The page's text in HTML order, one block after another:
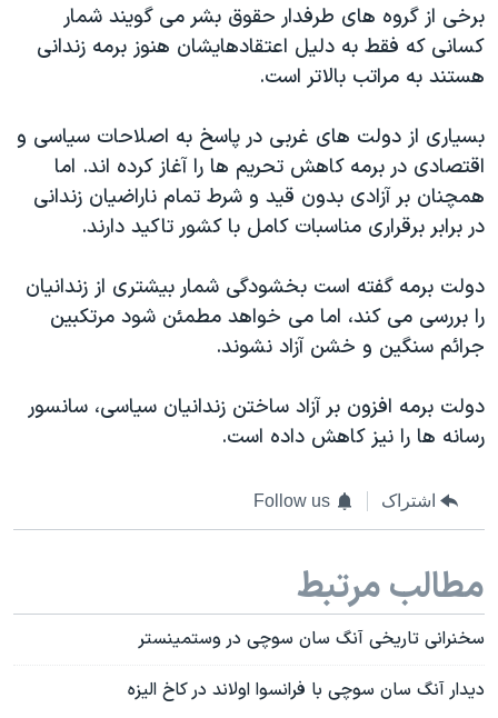
برخی از گروه های طرفدار حقوق بشر می گویند شمار
کسانی که فقط به دلیل اعتقادهایشان هنوز برمه زندانی
هستند به مراتب بالاتر است.
بسیاری از دولت های غربی در پاسخ به اصلاحات سیاسی و
اقتصادی در برمه کاهش تحریم ها را آغاز کرده اند. اما
همچنان بر آزادی بدون قید و شرط تمام ناراضیان زندانی
در برابر برقراری مناسبات کامل با کشور تاکید دارند.
دولت برمه گفته است بخشودگی شمار بیشتری از زندانیان
را بررسی می کند، اما می خواهد مطمئن شود مرتکبین
جرائم سنگین و خشن آزاد نشوند.
دولت برمه افزون بر آزاد ساختن زندانیان سیاسی، سانسور
رسانه ها را نیز کاهش داده است.
اشتراک Follow us
مطالب مرتبط
سخنرانی تاریخی آنگ سان سوچی در وستمینستر
دیدار آنگ سان سوچی با فرانسوا اولاند در کاخ الیزه